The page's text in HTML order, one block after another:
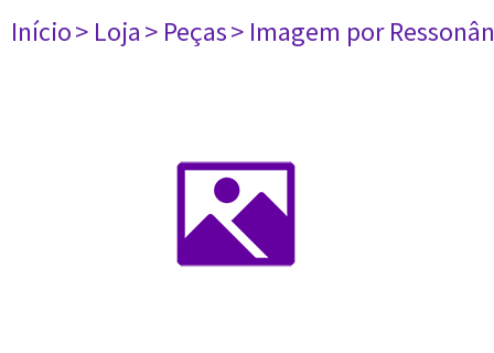
Início> Loja> Peças> Imagem por